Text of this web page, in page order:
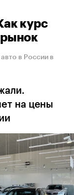
курс
в России в
на цены